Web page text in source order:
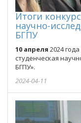
Итоги
научно-
БГПУ
10 апреля 2024
студенческая
БГПУ».
2024-04-11